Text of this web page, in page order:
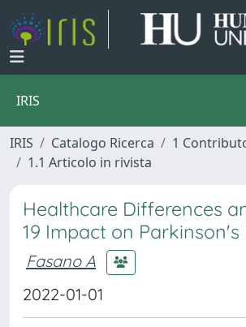
IRIS
IRIS Catalogo Ricerca
1
1.1 Articolo in rivista
Healthcare Differences
19 Impact on Parkinson's
Fasano A
2022-01-01